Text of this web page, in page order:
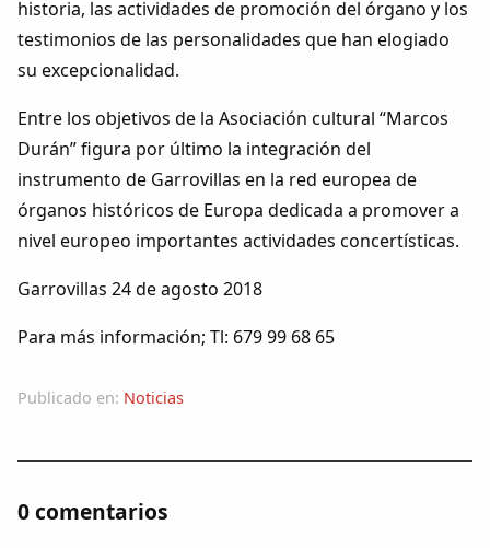
historia, las actividades de promoción del órgano y los
testimonios de las personalidades que han elogiado
su excepcionalidad.
Entre los objetivos de la Asociación cultural “Marcos
Durán” figura por último la integración del
instrumento de Garrovillas en la red europea de
órganos históricos de Europa dedicada a promover a
nivel europeo importantes actividades concertísticas.
Garrovillas 24 de agosto 2018
Para más información; Tl: 679 99 68 65
Publicado en: Noticias
0 comentarios